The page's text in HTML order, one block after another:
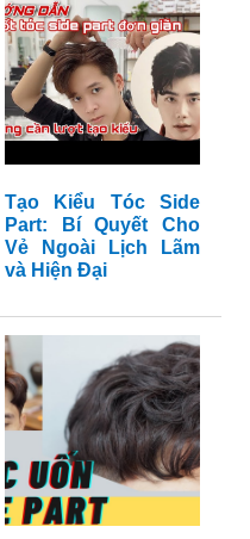
Tạo Kiểu Tóc Side
Part: Bí Quyết Cho
Vẻ Ngoài Lịch Lãm
và Hiện Đại